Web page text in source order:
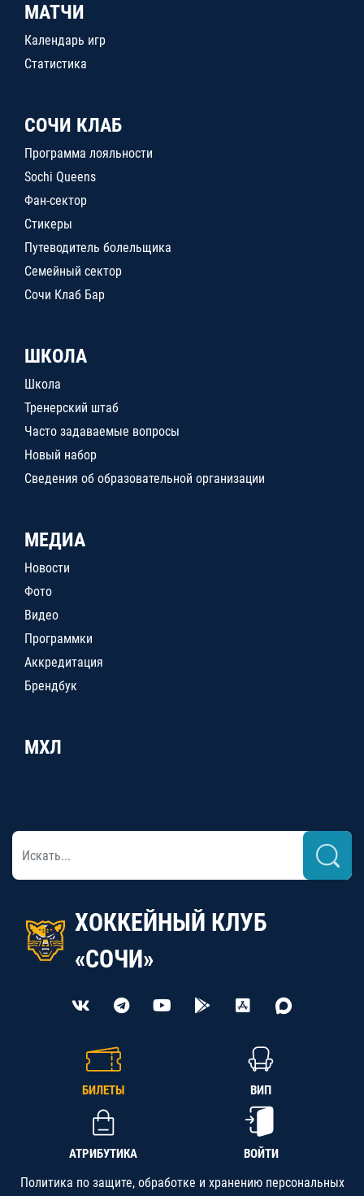
МАТЧИ
Календарь игр
Статистика
СОЧИ КЛАБ
Программа лояльности
Sochi Queens
Фан-сектор
Стикеры
Путеводитель болельщика
Семейный сектор
Сочи Клаб Бар
ШКОЛА
Школа
Тренерский штаб
Часто задаваемые вопросы
Новый набор
Сведения об образовательной организации
МЕДИА
Новости
Фото
Видео
Программки
Аккредитация
Брендбук
МХЛ
ХОККЕЙНЫЙ КЛУБ
«СОЧИ»
БИЛЕТЫ ВИП
АТРИБУТИКА ВОЙТИ
Политика по защите, обработке и хранению персональных